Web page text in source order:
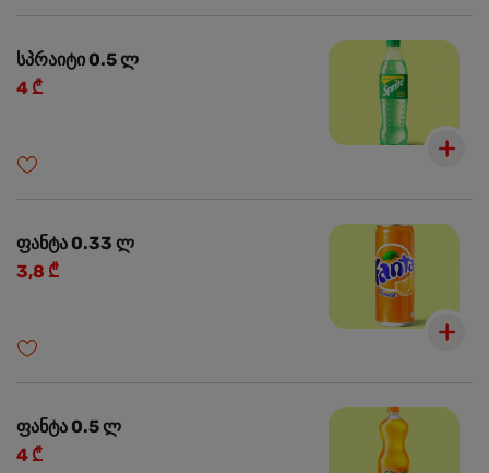
სპრაიტი 0.5 ლ
4 ₾
ფანტა 0.33 ლ
3,8 ₾
ფანტა 0.5 ლ
4 ₾